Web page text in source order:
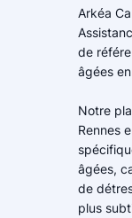
Arkéa
de
âgées
Notre
Rennes
âgées,
de
plus